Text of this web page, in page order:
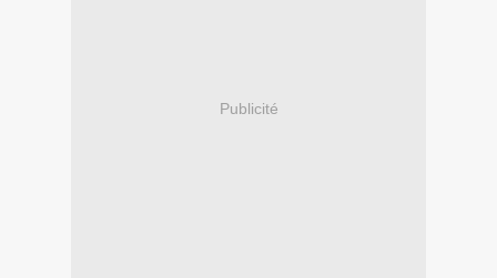
Publicité